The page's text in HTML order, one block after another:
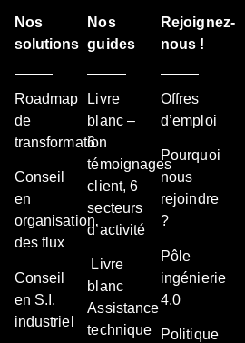
Nos
solutions
Roadmap
de
transformation
Conseil
en
organisation
des flux
Conseil
en S.I.
industriel
Nos
guides
Livre
blanc –
6
témoignages
client, 6
secteurs
d’activité
Livre
blanc
Assistance
technique
Rejoignez-
nous !
Offres
d’emploi
Pourquoi
nous
rejoindre
?
Pôle
ingénierie
4.0
Politique